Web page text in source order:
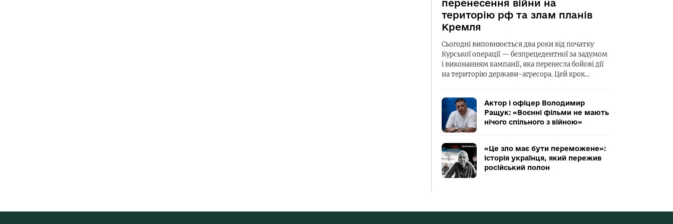
перенесення війни на
територію рф та злам планів
Кремля
Сьогодні виповнюється два роки від початку
Курської операції — безпрецедентної за задумом
і виконанням кампанії, яка перенесла бойові дії
на територію держави-агресора. Цей крок…
Актор і офіцер Володимир
Ращук: «Воєнні фільми не мають
нічого спільного з війною»
«Це зло має бути переможене»:
історія українця, який пережив
російський полон